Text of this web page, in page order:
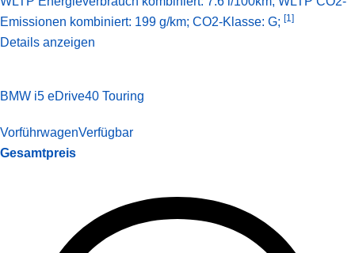
Emissionen kombiniert: 199 g/km; CO2-Klasse: G; [1]
Details anzeigen
BMW i5 eDrive40 Touring
VorführwagenVerfügbar
Gesamtpreis